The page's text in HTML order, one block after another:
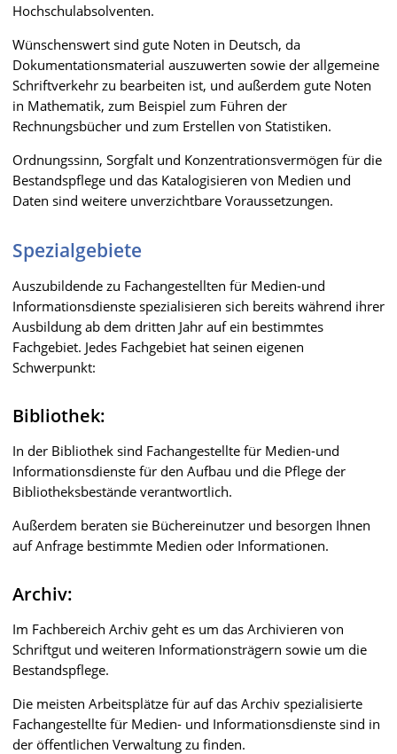
Hochschulabsolventen.
Wünschenswert sind gute Noten in Deutsch, da
Dokumentationsmaterial auszuwerten sowie der allgemeine
Schriftverkehr zu bearbeiten ist, und außerdem gute Noten
in Mathematik, zum Beispiel zum Führen der
Rechnungsbücher und zum Erstellen von Statistiken.
Ordnungssinn, Sorgfalt und Konzentrationsvermögen für die
Bestandspflege und das Katalogisieren von Medien und
Daten sind weitere unverzichtbare Voraussetzungen.
Spezialgebiete
Auszubildende zu Fachangestellten für Medien-und
Informationsdienste spezialisieren sich bereits während ihrer
Ausbildung ab dem dritten Jahr auf ein bestimmtes
Fachgebiet. Jedes Fachgebiet hat seinen eigenen
Schwerpunkt:
Bibliothek:
In der Bibliothek sind Fachangestellte für Medien-und
Informationsdienste für den Aufbau und die Pflege der
Bibliotheksbestände verantwortlich.
Außerdem beraten sie Büchereinutzer und besorgen Ihnen
auf Anfrage bestimmte Medien oder Informationen.
Archiv:
Im Fachbereich Archiv geht es um das Archivieren von
Schriftgut und weiteren Informationsträgern sowie um die
Bestandspflege.
Die meisten Arbeitsplätze für auf das Archiv spezialisierte
Fachangestellte für Medien- und Informationsdienste sind in
der öffentlichen Verwaltung zu finden.